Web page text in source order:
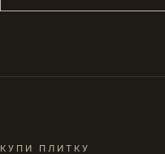
КУПИ ПЛИТКУ